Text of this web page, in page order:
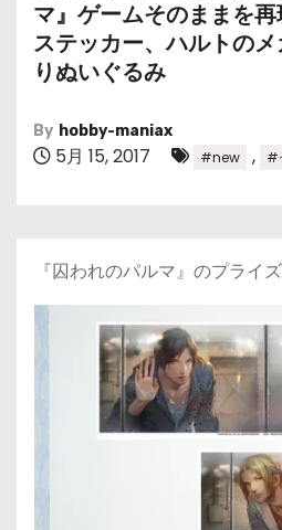
マ』ゲームそのままを
ステッカー、ハルトの
りぬいぐるみ
By hobby-maniax
5月 15, 2017 #new , #
『囚われのパルマ』のプライ